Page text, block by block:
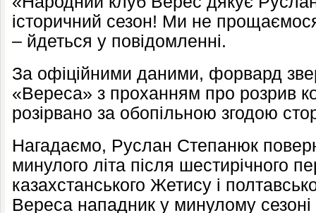
історичний сезон! Ми не
– йдеться у повідомленні.
За офіційними даними, форвард
«Вереса» з проханням про розрив
розірвано за обопільною згодою
Нагадаємо, Руслан Степанюк
минулого літа після шестирічного
казахстанського Жетису і
Вереса нападник у минулому сезоні